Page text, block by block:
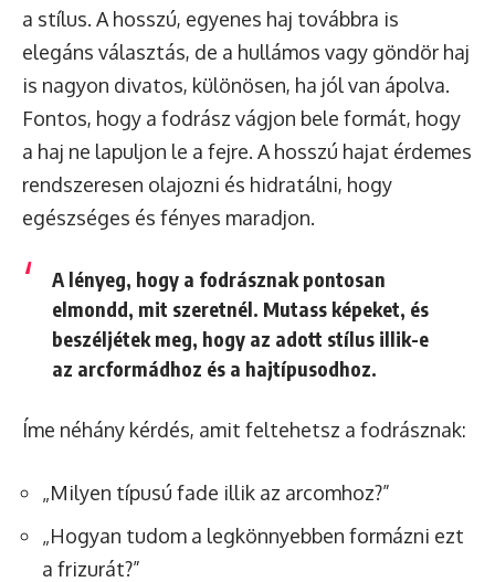
a stílus. A hosszú, egyenes haj továbbra is
elegáns választás, de a hullámos vagy göndör haj
is nagyon divatos, különösen, ha jól van ápolva.
Fontos, hogy a fodrász vágjon bele formát, hogy
a haj ne lapuljon le a fejre. A hosszú hajat érdemes
rendszeresen olajozni és hidratálni, hogy
egészséges és fényes maradjon.
A lényeg, hogy a fodrásznak pontosan
elmondd, mit szeretnél. Mutass képeket, és
beszéljétek meg, hogy az adott stílus illik-e
az arcformádhoz és a hajtípusodhoz.
Íme néhány kérdés, amit feltehetsz a fodrásznak:
„Milyen típusú fade illik az arcomhoz?”
„Hogyan tudom a legkönnyebben formázni ezt
a frizurát?”